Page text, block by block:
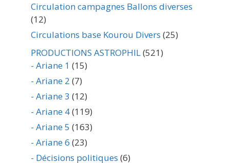
Circulation campagnes Ballons diverses
(12)
Circulations base Kourou Divers (25)
PRODUCTIONS ASTROPHIL(521)
- Ariane 1 (15)
- Ariane 2 (7)
- Ariane 3 (12)
- Ariane 4(119)
- Ariane 5 (163)
- Ariane 6 (23)
- Décisions politiques (6)